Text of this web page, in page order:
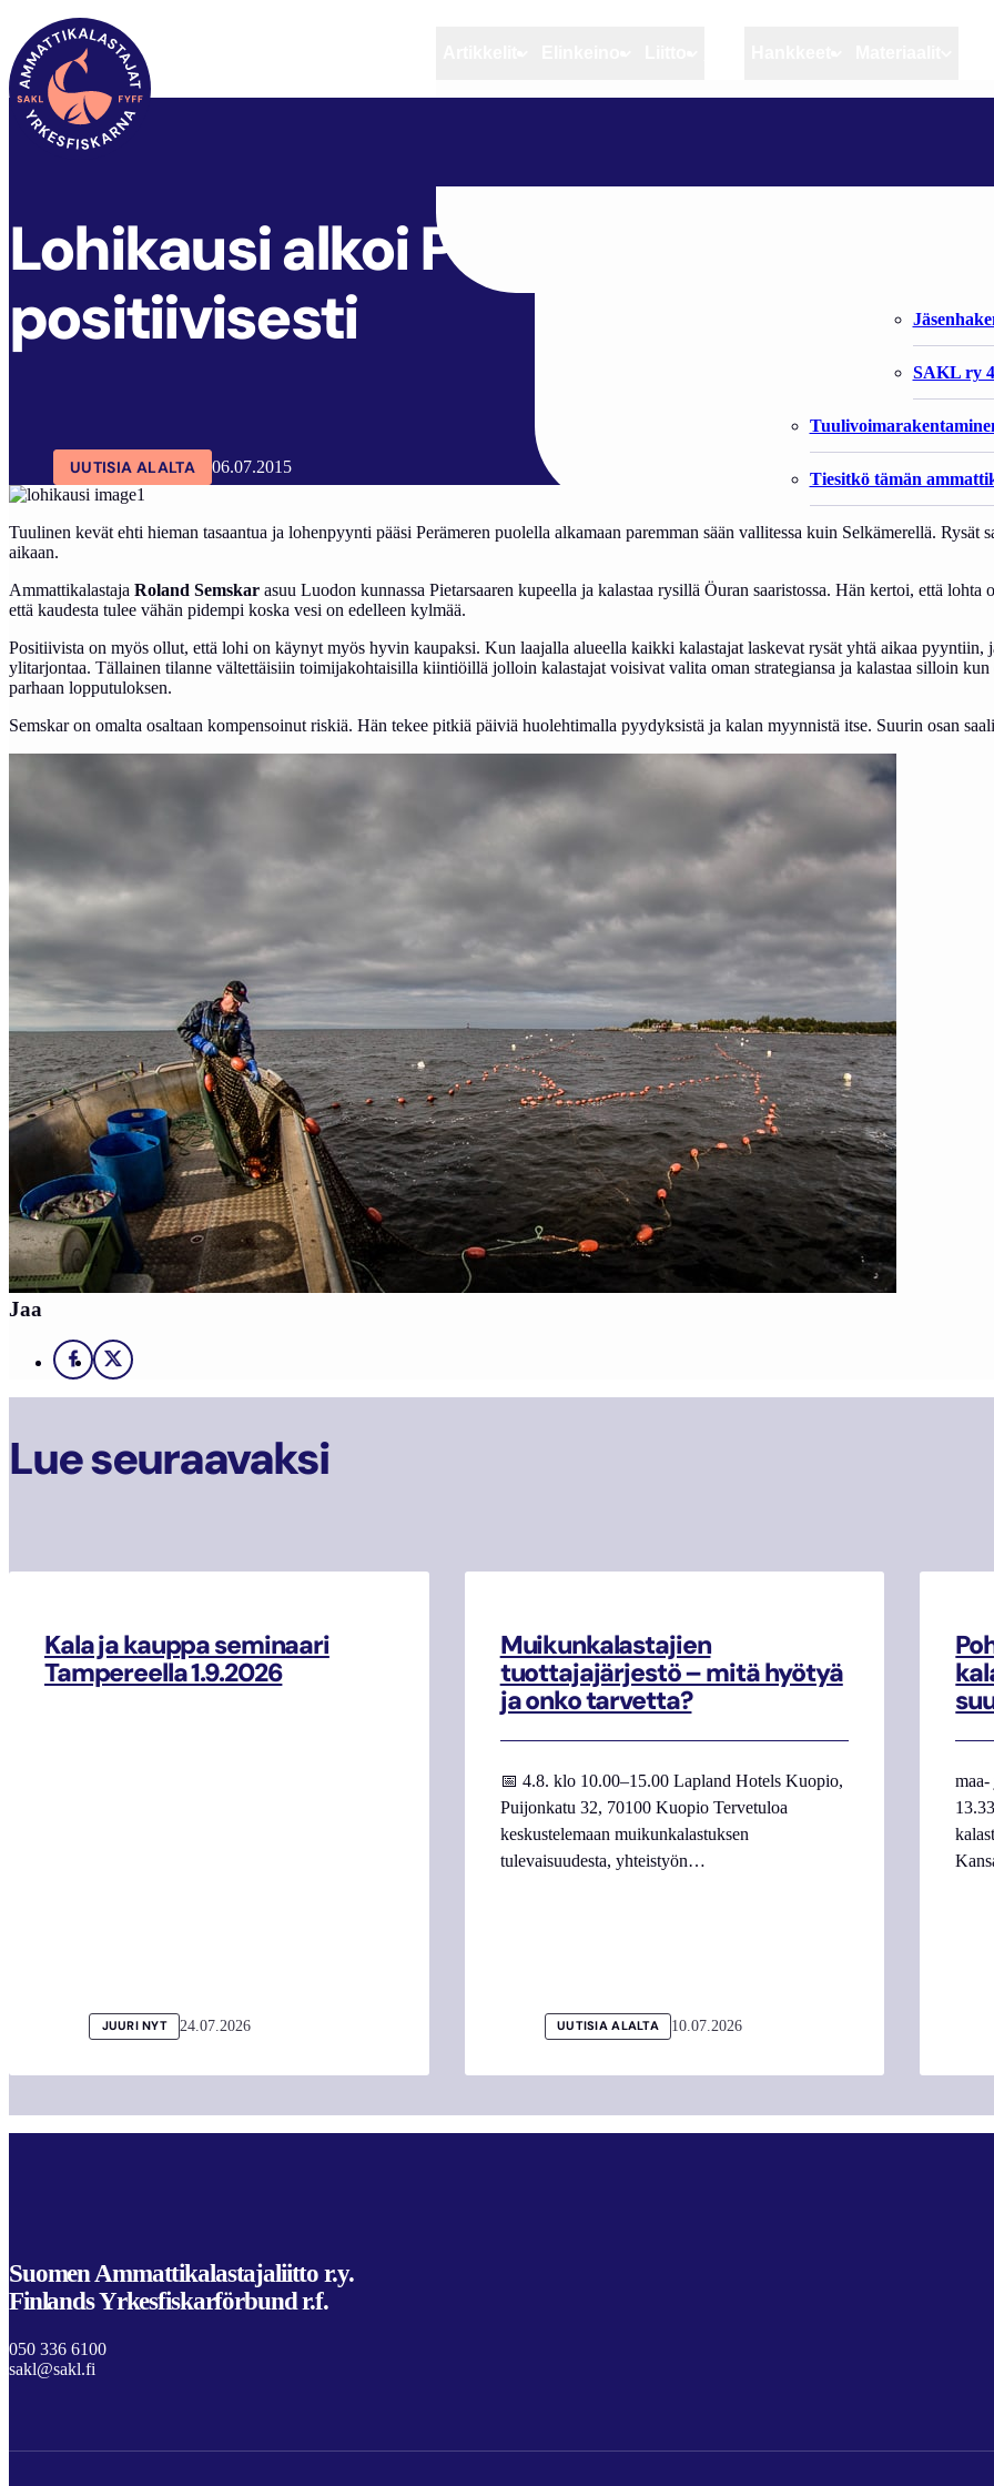
Artikkelit Elinkeino
Rannikko ja
Elinkeinokalatalouden
Kalat ja kalatalous
Vahinkoeläimet
Tiesitkö tämän
Liitto
Liiton
SAKL ry
SAKL ARTIKKELIT
Lohikausi alkoi Perämeren puolella
positiivisesti
UUTISIA ALALTA 06.07.2015
Tuulinen kevät ehti hieman tasaantua ja lohenpyynti pääsi Perämeren puolella alkamaan paremman sään vallitessa kuin Selkämerellä.
aikaan.
Ammattikalastaja Roland Semskar asuu Luodon kunnassa Pietarsaaren kupeella ja kalastaa rysillä Öuran saaristossa. Hän kertoi, että
että kaudesta tulee vähän pidempi koska vesi on edelleen kylmää.
Positiivista on myös ollut, että lohi on käynyt myös hyvin kaupaksi. Kun laajalla alueella kaikki kalastajat laskevat rysät yhtä aikaa pyyntiin,
ylitarjontaa. Tällainen tilanne vältettäisiin toimijakohtaisilla kiintiöillä jolloin kalastajat voisivat valita oman strategiansa ja kalastaa silloin kun
parhaan lopputuloksen.
Semskar on omalta osaltaan kompensoinut riskiä. Hän tekee pitkiä päiviä huolehtimalla pyydyksistä ja kalan myynnistä itse. Suurin osan
Jaa
Facebook
X
Lue seuraavaksi
Kala ja kauppa seminaari
Tampereella 1.9.2026
JUURI NYT 24.07.2026
Muikunkalastajien
tuottajajärjestö – mitä hyötyä
ja onko tarvetta?
📅 4.8. klo 10.00–15.00 Lapland Hotels Kuopio,
Puijonkatu 32, 70100 Kuopio Tervetuloa
keskustelemaan muikunkalastuksen
tulevaisuudesta, yhteistyön…
UUTISIA ALALTA 10.07.2026
Suomen Ammattikalastajaliitto r.y.
Finlands Yrkesfiskarförbund r.f.
050 336 6100
sakl@sakl.fi